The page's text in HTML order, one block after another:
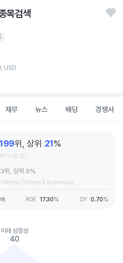
목검색
USD
재무 뉴스 배당 경쟁사
위, 상위 21%
가기업 중)
위, 상위 9%
Fixtures & Appliances)
배 ROE 17.30% DY 0.70%
미래 성장성
40